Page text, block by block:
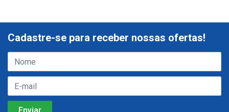
Cadastre-se para receber nossas ofertas!